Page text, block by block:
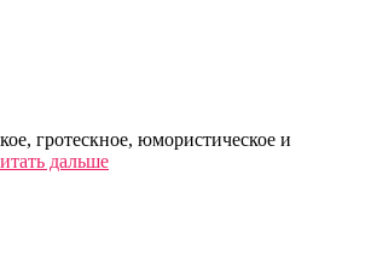
гротескное, юмористическое и
дальше